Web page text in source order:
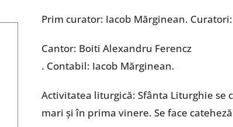
Prim curator: Iacob Mărginean.
Cantor: Boiti Alexandru Ferencz
. Contabil: Iacob Mărginean.
Activitatea liturgică: Sfânta Liturghie se
mari și în prima vinere. Se face